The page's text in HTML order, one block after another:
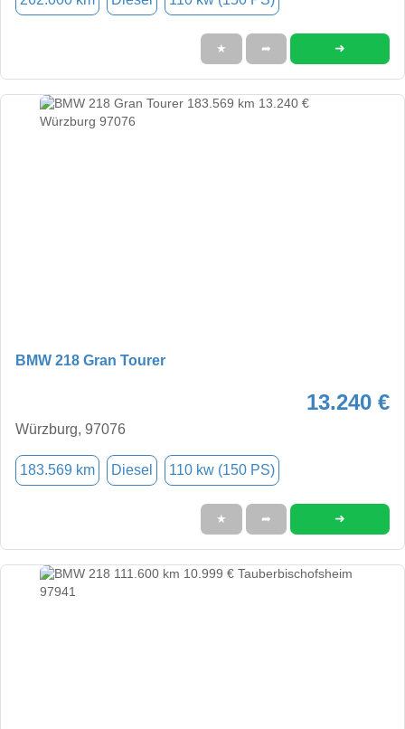
★ ➦ ➜
BMW 218 Gran Tourer
13.240 €
Würzburg, 97076
183.569 km Diesel 110 kw (150 PS)
★ ➦ ➜